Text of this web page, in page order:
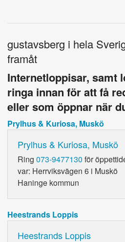
gustavsberg i hela
framåt
Internetloppisar, samt
ringa innan för att få
eller som öppnar när
Prylhus & Kuriosa, Muskö
Prylhus & Kuriosa, Muskö
Ring 073-9477130 för
var: Herrviksvägen 6 i Muskö
Haninge kommun
Heestrands Loppis
Heestrands Loppis